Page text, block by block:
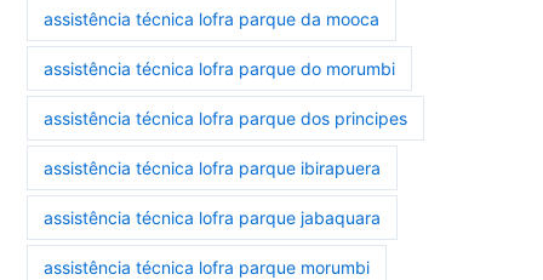
assistência técnica lofra parque da mooca
assistência técnica lofra parque do morumbi
assistência técnica lofra parque dos principes
assistência técnica lofra parque ibirapuera
assistência técnica lofra parque jabaquara
assistência técnica lofra parque morumbi